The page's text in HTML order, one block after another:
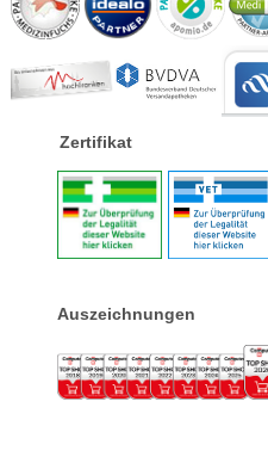
Zertifikat
Auszeichnungen